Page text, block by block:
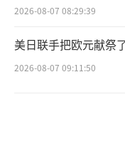
2026-08-07 08:29:39
美日联手把欧元献祭
2026-08-07 09:11:50